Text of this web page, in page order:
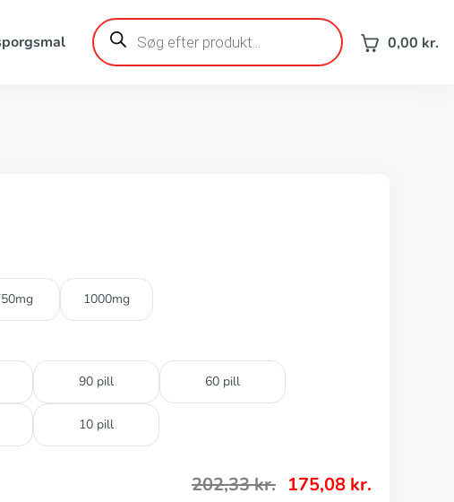
Products
search 0,00 kr.
1000mg
90 pill 60 pill
10 pill
202,33kr. 175,08 kr.